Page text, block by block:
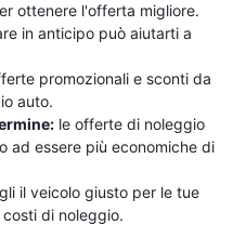
ottenere l'offerta migliore.
in anticipo può aiutarti a
promozionali e sconti da
auto.
le offerte di noleggio
ad essere più economiche di
il veicolo giusto per le tue
di noleggio.